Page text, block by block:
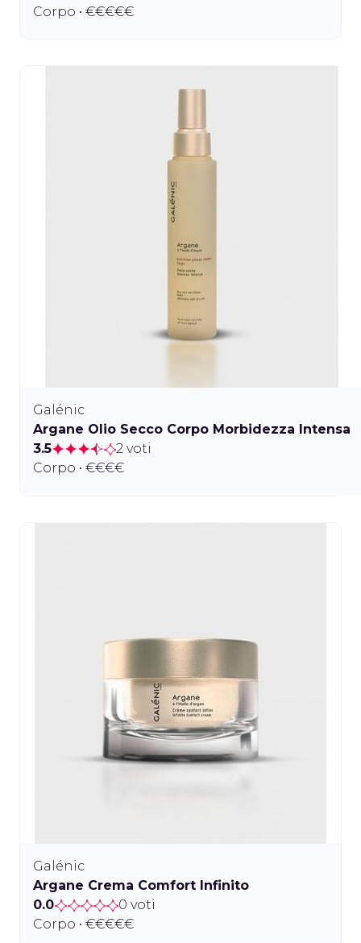
Corpo • €€€€€
Galénic
Argane Olio Secco Corpo Morbidezza Intensa
3.5
2 voti
Corpo • €€€€
Galénic
Argane Crema Comfort Infinito
0.0
0 voti
Corpo • €€€€€